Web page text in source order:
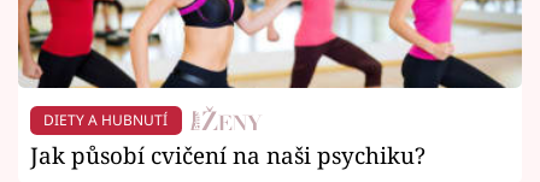
DIETY A HUBNUTÍ
Jak působí cvičení na naši psychiku?